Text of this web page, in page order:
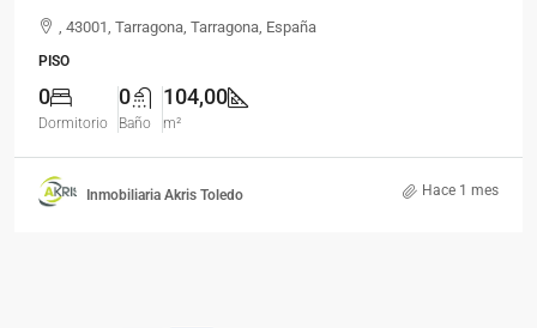
, 43001, Tarragona, Tarragona, España
PISO
0
Dormitorio
0
Baño
104,00
m²
Inmobiliaria Akris Toledo Hace 1 mes